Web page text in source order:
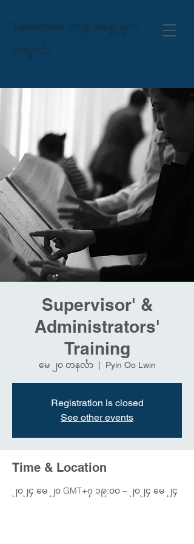
Tomorrow အာရှအရှေ့ဖျား
ကျောင်း
Supervisor' &
Administrators'
Training
မေ ၂၀ တနင်္လာ
  |
Pyin Oo Lwin
Registration is closed
See other events
Time & Location
၂၀၂၄ မေ ၂၀ GMT+၇ ၁၉:၀၀ – ၂၀၂၄ မေ ၂၄